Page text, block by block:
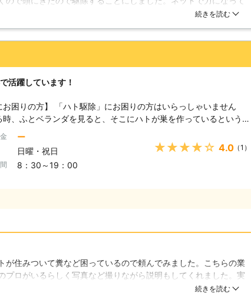
効率的な駆除を目指しております。ハト駆除も素早く、効率的に駆
すので、最良のハト駆除をご希望でしたら私たちにおまかせくださ
さんがなんとなく好印象だったのでお願いすることにしました。
続きを読む
活躍しています！
お困りの方】 「ハト駆除」にお困りの方はいらっしゃいません
時、ふとベランダを見ると、そこにハトが巣を作っているというの
る話。一旦ハトに住み着かれると、汚れや臭いといった重大な被害
。 【ベランダが狙われるのには理由がある】 ハト
ダに巣を作るのには、ちゃんとした理由があります。ハトはまず安
作れるよう最適な場所を探しますが、その条件にピッタリなのがベ
たびに臭い思いを強いられることになります。ベランダに干してい
、ハト駆除以外にも、普段の暮らしにはお手伝いできることがたく
ます。まずはハト駆除で当社のプロの腕前を実感していただけない
か。お見積りは無料で、ご予算のご相談も受け付けています。どう
ー
日曜・祝日
8：30～19：00
★★★★★ 4.0（1）
が住みついて糞など困っているので頼んでみました。こちらの業
プロがいるらしく写真など撮りながら説明もしてくれました。実
や糞に困ることも無くなり、住民も喜んでくれていました。金額
続きを読む